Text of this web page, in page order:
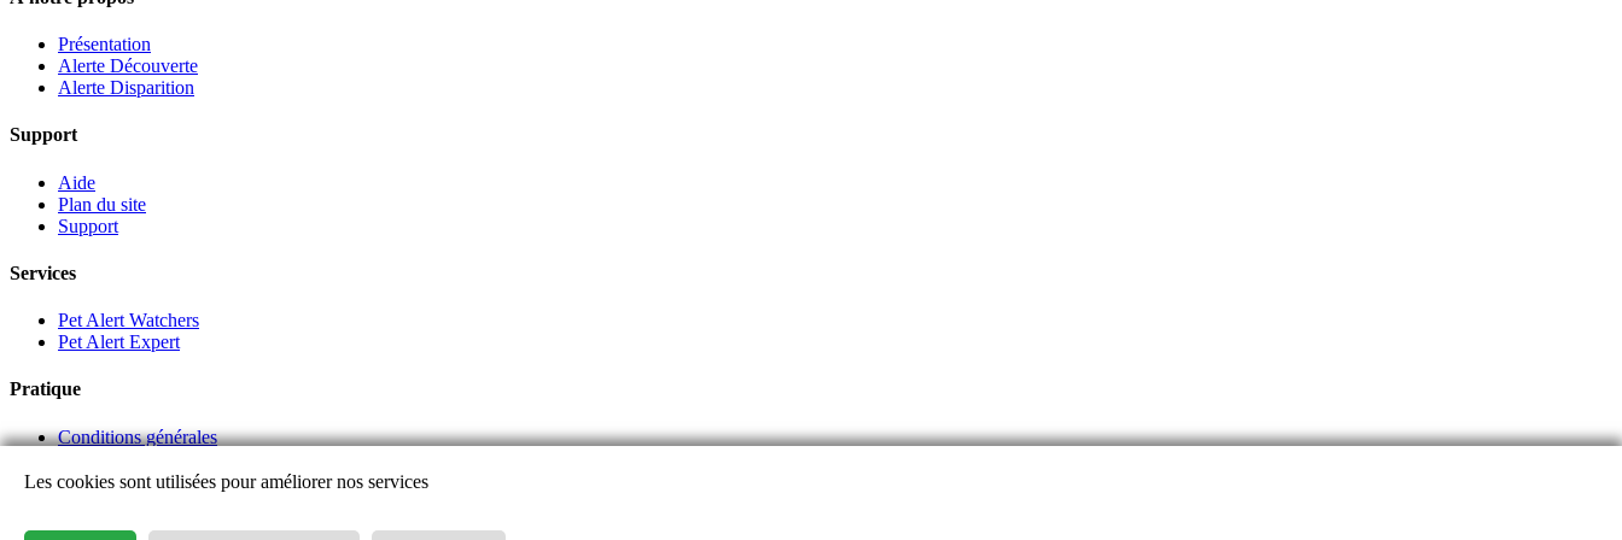
Présentation
Alerte Découverte
Alerte Disparition
Support
Aide
Plan du site
Support
Services
Pet Alert Watchers
Pet Alert Expert
Pratique
Conditions générales
Les cookies sont utilisées pour améliorer nos services